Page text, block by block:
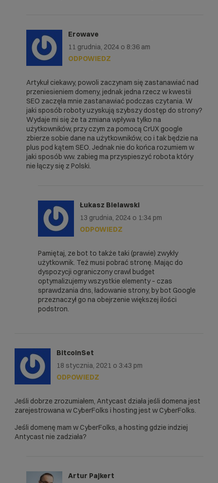
Erowave
11 grudnia, 2024 o 8:36 am
Artykuł ciekawy, powoli zaczynam się zastanawiać nad
przeniesieniem domeny, jednak jedna rzecz w kwestii
SEO zaczęła mnie zastanawiać podczas czytania. W
jaki sposób roboty uzyskują szybszy dostęp do strony?
Wydaje mi się że ta zmiana wpływa tylko na
użytkowników, przy czym za pomocą CrUX google
zbierze sobie dane na użytkowników, co i tak będzie na
plus pod kątem SEO. Jednak nie do końca rozumiem w
jaki sposób ww. zabieg ma przyspieszyć robota który
nie łączy się z Polski.
ODPOWIEDZ
Łukasz Bielawski
13 grudnia, 2024 o 1:34 pm
Pamiętaj, ze bot to także taki (prawie) zwykły
użytkownik. Też musi pobrać stronę. Mając do
dyspozycji ograniczony crawl budget
optymalizujemy wszystkie elementy – czas
sprawdzania dns, ładowanie strony, by bot Google
przeznaczył go na obejrzenie większej ilości
podstron.
ODPOWIEDZ
BitcoinSet
18 stycznia, 2021 o 3:43 pm
Jeśli dobrze zrozumiałem, Antycast działa jeśli domena jest
zarejestrowana w CyberFolks i hosting jest w CyberFolks.
Jeśli domenę mam w CyberFolks, a hosting gdzie indziej
Antycast nie zadziała?
ODPOWIEDZ
Artur Pajkert